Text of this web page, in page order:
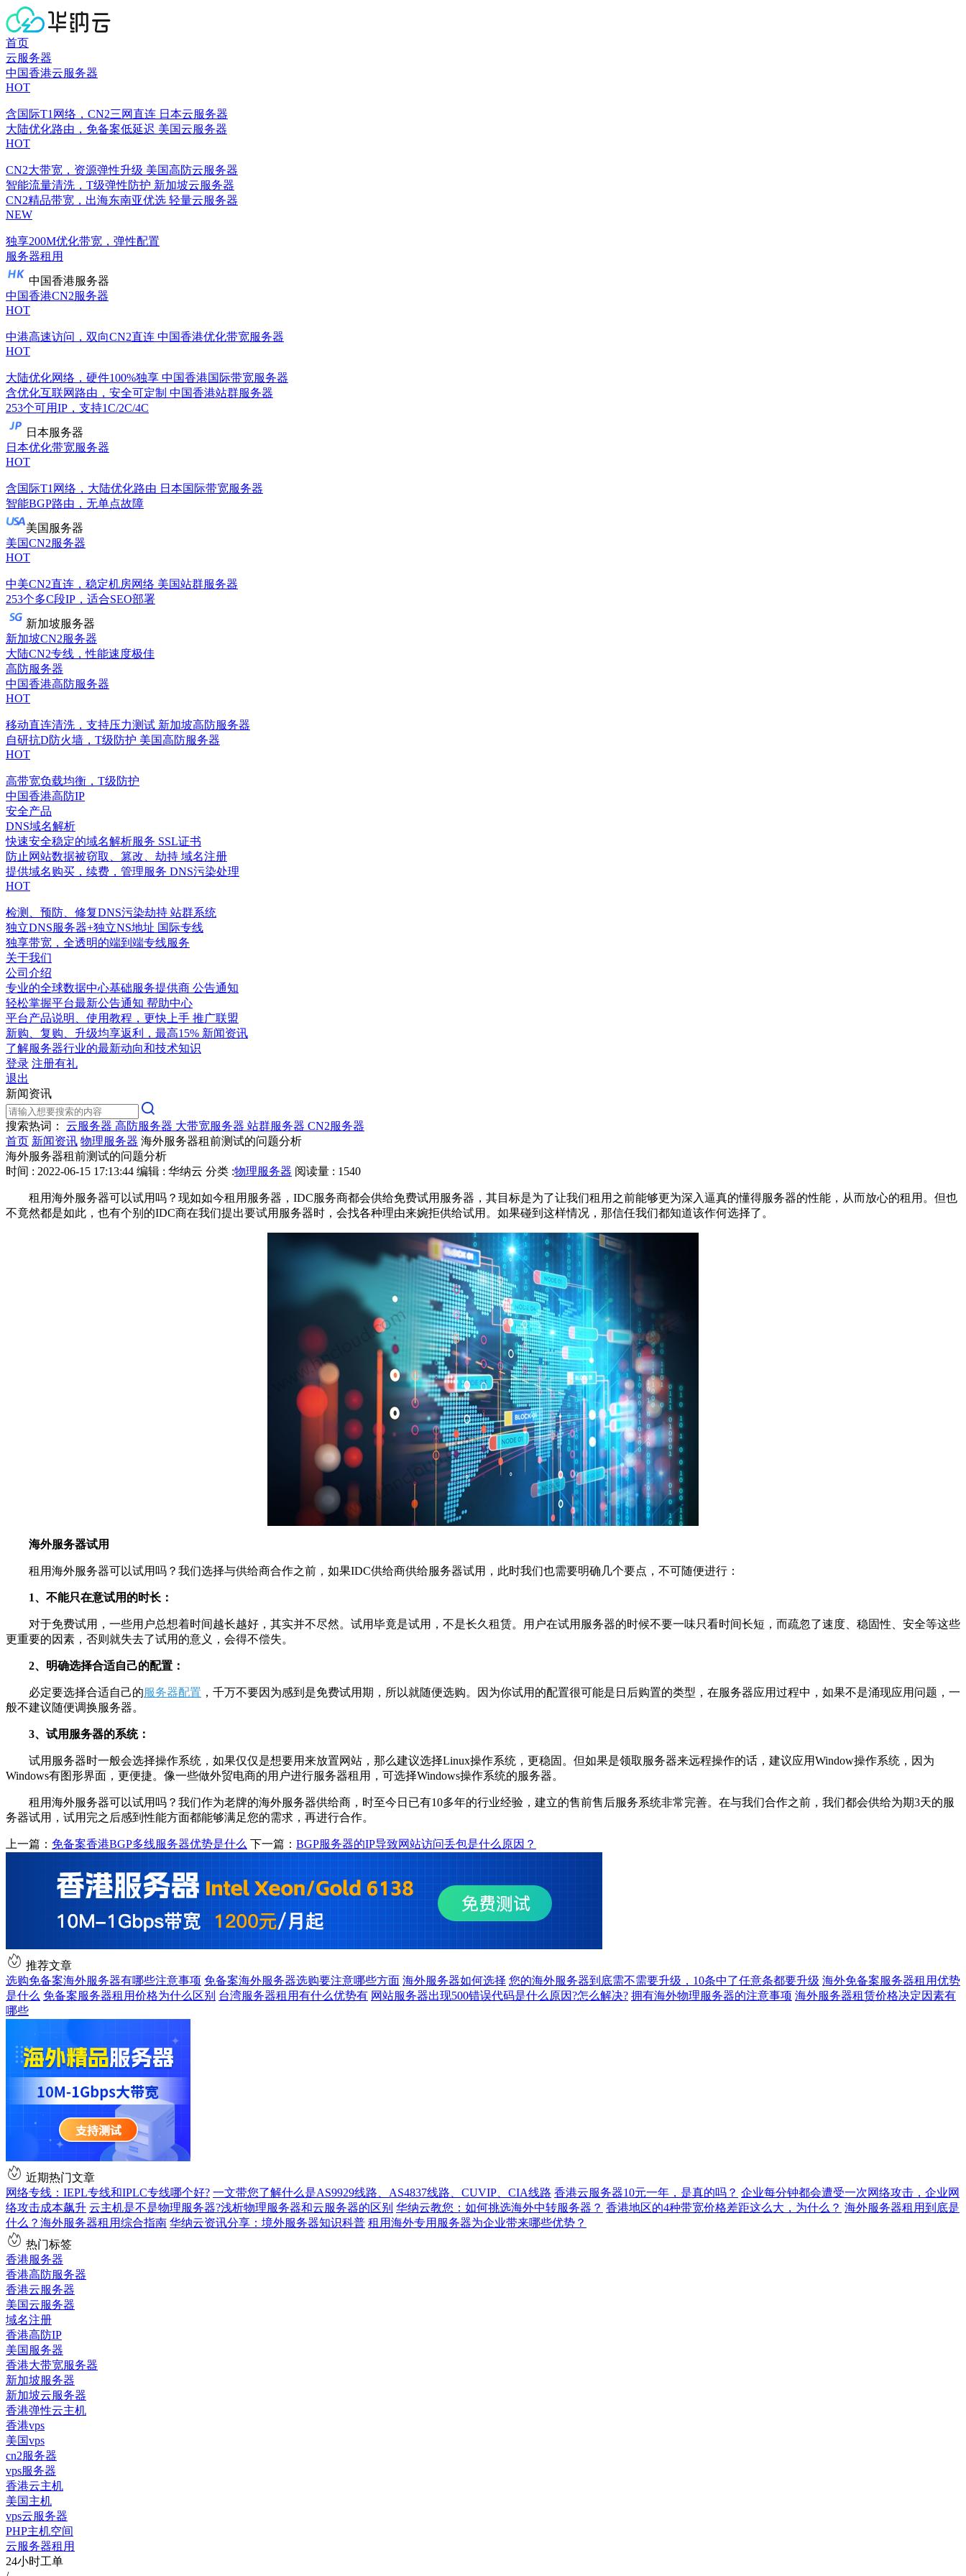
首页
云服务器
中国香港云服务器
HOT
含国际T1网络，CN2三网直连 日本云服务器
大陆优化路由，免备案低延迟 美国云服务器
HOT
CN2大带宽，资源弹性升级 美国高防云服务器
智能流量清洗，T级弹性防护 新加坡云服务器
CN2精品带宽，出海东南亚优选 轻量云服务器
NEW
独享200M优化带宽，弹性配置
服务器租用
中国香港服务器
中国香港CN2服务器
HOT
中港高速访问，双向CN2直连 中国香港优化带宽服务器
HOT
大陆优化网络，硬件100%独享 中国香港国际带宽服务器
含优化互联网路由，安全可定制 中国香港站群服务器
253个可用IP，支持1C/2C/4C
日本服务器
日本优化带宽服务器
HOT
含国际T1网络，大陆优化路由 日本国际带宽服务器
智能BGP路由，无单点故障
美国服务器
美国CN2服务器
HOT
中美CN2直连，稳定机房网络 美国站群服务器
253个多C段IP，适合SEO部署
新加坡服务器
新加坡CN2服务器
大陆CN2专线，性能速度极佳
高防服务器
中国香港高防服务器
HOT
移动直连清洗，支持压力测试 新加坡高防服务器
自研抗D防火墙，T级防护 美国高防服务器
HOT
高带宽负载均衡，T级防护
中国香港高防IP
安全产品
DNS域名解析
快速安全稳定的域名解析服务 SSL证书
防止网站数据被窃取、篡改、劫持 域名注册
提供域名购买，续费，管理服务 DNS污染处理
HOT
检测、预防、修复DNS污染劫持 站群系统
独立DNS服务器+独立NS地址 国际专线
独享带宽，全透明的端到端专线服务
关于我们
公司介绍
专业的全球数据中心基础服务提供商 公告通知
轻松掌握平台最新公告通知 帮助中心
平台产品说明、使用教程，更快上手 推广联盟
新购、复购、升级均享返利，最高15% 新闻资讯
了解服务器行业的最新动向和技术知识
登录 注册有礼
退出
新闻资讯
搜索热词： 云服务器 高防服务器 大带宽服务器 站群服务器 CN2服务器
首页 新闻资讯 物理服务器 海外服务器租前测试的问题分析
海外服务器租前测试的问题分析
时间 : 2022-06-15 17:13:44 编辑 : 华纳云 分类 :物理服务器 阅读量 : 1540
租用海外服务器可以试用吗？现如如今租用服务器，IDC服务商都会供给免费试用服务器，其目标是为了让我们租用之前能够更为深入逼真的懂得服务器的性能，从而放心的租用。但也
不竟然都是如此，也有个别的IDC商在我们提出要试用服务器时，会找各种理由来婉拒供给试用。如果碰到这样情况，那信任我们都知道该作何选择了。
海外服务器试用
租用海外服务器可以试用吗？我们选择与供给商合作之前，如果IDC供给商供给服务器试用，此时我们也需要明确几个要点，不可随便进行：
1、不能只在意试用的时长：
对于免费试用，一些用户总想着时间越长越好，其实并不尽然。试用毕竟是试用，不是长久租赁。用户在试用服务器的时候不要一味只看时间长短，而疏忽了速度、稳固性、安全等这些
更重要的因素，否则就失去了试用的意义，会得不偿失。
2、明确选择合适自己的配置：
必定要选择合适自己的服务器配置 ，千万不要因为感到是免费试用期，所以就随便选购。因为你试用的配置很可能是日后购置的类型，在服务器应用过程中，如果不是涌现应用问题，一
般不建议随便调换服务器。
3、试用服务器的系统：
试用服务器时一般会选择操作系统，如果仅仅是想要用来放置网站，那么建议选择Linux操作系统，更稳固。但如果是领取服务器来远程操作的话，建议应用Window操作系统，因为
Windows有图形界面，更便捷。像一些做外贸电商的用户进行服务器租用，可选择Windows操作系统的服务器。
租用海外服务器可以试用吗？我们作为老牌的海外服务器供给商，时至今日已有10多年的行业经验，建立的售前售后服务系统非常完善。在与我们合作之前，我们都会供给为期3天的服
务器试用，试用完之后感到性能方面都能够满足您的需求，再进行合作。
上一篇： 免备案香港BGP多线服务器优势是什么 下一篇： BGP服务器的IP导致网站访问丢包是什么原因？
推荐文章
选购免备案海外服务器有哪些注意事项 免备案海外服务器选购要注意哪些方面 海外服务器如何选择 您的海外服务器到底需不需要升级，10条中了任意条都要升级 海外免备案服务器租用优势
是什么 免备案服务器租用价格为什么区别 台湾服务器租用有什么优势有 网站服务器出现500错误代码是什么原因?怎么解决? 拥有海外物理服务器的注意事项 海外服务器租赁价格决定因素有
哪些
近期热门文章
网络专线：IEPL专线和IPLC专线哪个好? 一文带您了解什么是AS9929线路、AS4837线路、CUVIP、CIA线路 香港云服务器10元一年，是真的吗？ 企业每分钟都会遭受一次网络攻击，企业网
络攻击成本飙升 云主机是不是物理服务器?浅析物理服务器和云服务器的区别 华纳云教您：如何挑选海外中转服务器？ 香港地区的4种带宽价格差距这么大，为什么？ 海外服务器租用到底是
什么？海外服务器租用综合指南 华纳云资讯分享：境外服务器知识科普 租用海外专用服务器为企业带来哪些优势？
热门标签
香港服务器
香港高防服务器
香港云服务器
美国云服务器
域名注册
香港高防IP
美国服务器
香港大带宽服务器
新加坡服务器
新加坡云服务器
香港弹性云主机
香港vps
美国vps
cn2服务器
vps服务器
香港云主机
美国主机
vps云服务器
PHP主机空间
云服务器租用
24小时工单